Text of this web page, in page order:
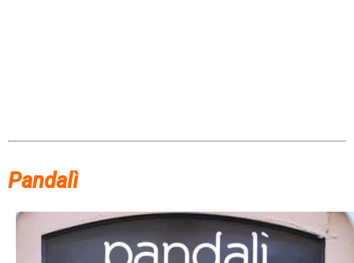
Pandalì